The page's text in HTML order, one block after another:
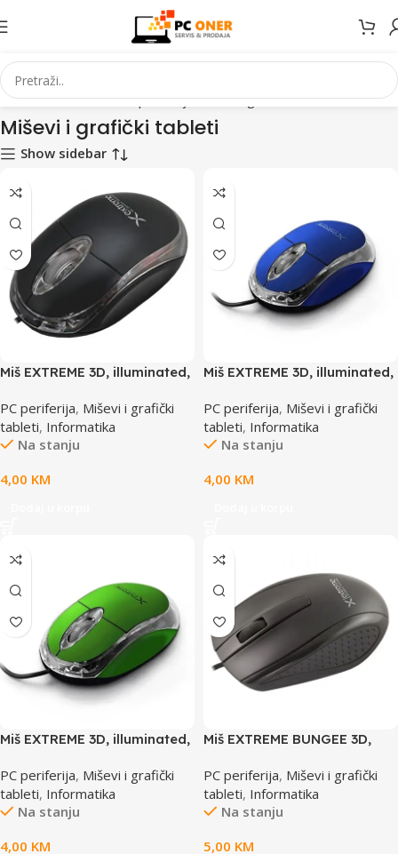
Informatika PC periferija Miševi i grafički tableti Stranica 2
Miševi i grafički tableti
Show sidebar
Miš EXTREME 3D, illuminated,
XM102K
PC periferija, Miševi i grafički
tableti, Informatika
Na stanju
4,00 KM
Miš EXTREME 3D, illuminated,
XM102B
PC periferija, Miševi i grafički
tableti, Informatika
Na stanju
4,00 KM
Miš EXTREME 3D, illuminated,
XM102G
PC periferija, Miševi i grafički
tableti, Informatika
Na stanju
4,00 KM
Miš EXTREME BUNGEE 3D,
XM110K
PC periferija, Miševi i grafički
tableti, Informatika
Na stanju
5,00 KM